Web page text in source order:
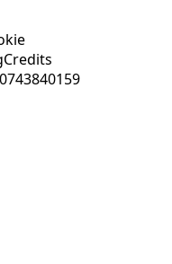
Credits